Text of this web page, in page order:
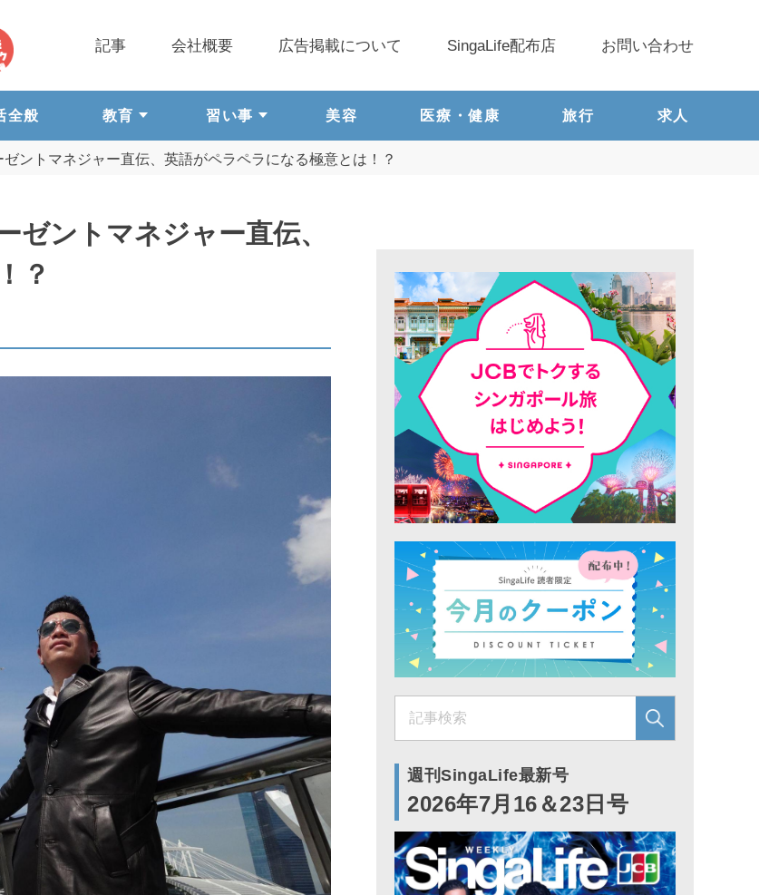
全般 教育 習い事 美容 医療・健康 旅行 求人
記事 会社概要 広告掲載について SingaLife配布店 お問い合わせ
ントマネジャー直伝、英語がペラペラになる極意とは！？
ントマネジャー直伝、
？
週刊SingaLife最新号
2026年7月16＆23日号